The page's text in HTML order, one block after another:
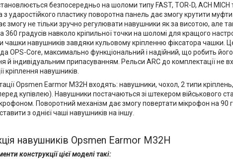
безпосередньо на шоломи типу FAST, TOR-D, ACH
з ударостійкого пластику поворотна панель дає змогу крутити
змогу не тільки зручно регулювати навушники як за висотою, але
360 градусів навколо кріпильної точки на шоломі для кращого
чашки навушників завдяки кульовому кріпленню фіксатора чашки.
OPS-Core, максимально функціональний і надійний, що робить
й індивідуальним припасуванням. Рельси ARC до комплектації не
кріплення навушників.
Opsmen Earmor M32H входять: навушники, чохол, 2 типи
купівлею). Навушники постачаються зі штекером військового
Поворотний механізм дає змогу повертати мікрофон на 90
з однієї чаші навушників на іншу.
навушників Opsmen Earmor M32H
конструкції цієї моделі такі: